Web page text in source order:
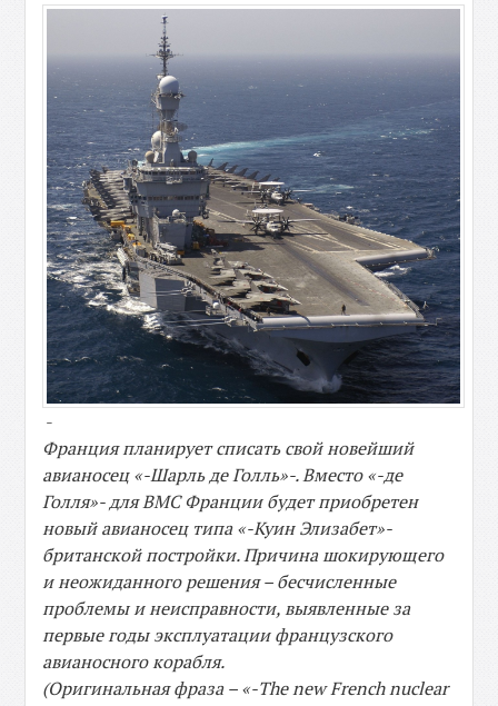
-
Франция планирует списать свой новейший
авианосец «-Шарль де Голль»-. Вместо «-де
Голля»- для ВМС Франции будет приобретен
новый авианосец типа «-Куин Элизабет»-
британской постройки. Причина шокирующего
и неожиданного решения – бесчисленные
проблемы и неисправности, выявленные за
первые годы эксплуатации французского
авианосного корабля.
(Оригинальная фраза – «-The new French nuclear